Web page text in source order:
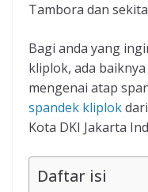
Tambora dan
Bagi anda yang
kliplok, ada
mengenai atap
spandek kliplok
Kota DKI Jakarta
Daftar isi